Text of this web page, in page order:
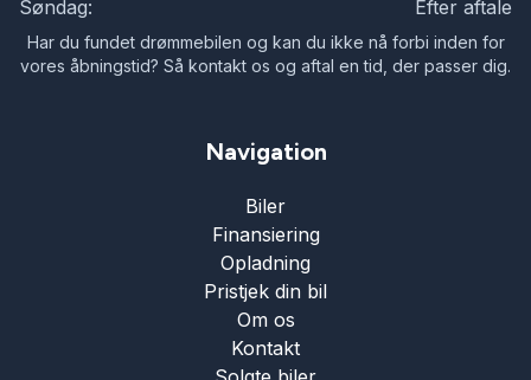
Søndag:
Efter aftale
Har du fundet drømmebilen og kan du ikke nå forbi inden for
vores åbningstid? Så kontakt os og aftal en tid, der passer dig.
Navigation
Biler
Finansiering
Opladning
Pristjek din bil
Om os
Kontakt